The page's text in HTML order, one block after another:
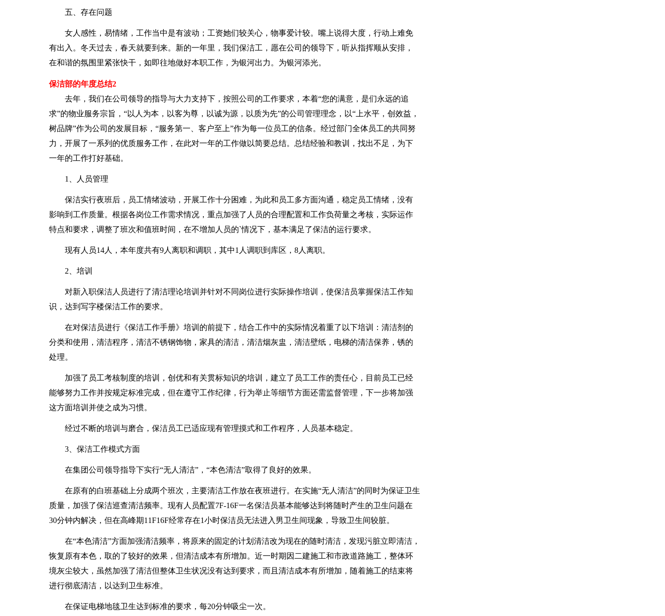
五、存在问题
女人感性，易情绪，工作当中是有波动；工资她们较关心，物事爱计较。嘴上说得大度，行动上难免
有出入。冬天过去，春天就要到来。新的一年里，我们保洁工，愿在公司的领导下，听从指挥顺从安排，
在和谐的氛围里紧张快干，如即往地做好本职工作，为银河出力。为银河添光。
保洁部的年度总结2
去年，我们在公司领导的指导与大力支持下，按照公司的工作要求，本着“您的满意，是们永远的追
求”的物业服务宗旨，“以人为本，以客为尊，以诚为源，以质为先”的公司管理理念，以“上水平，创效益，
树品牌”作为公司的发展目标，“服务第一、客户至上”作为每一位员工的信条。经过部门全体员工的共同努
力，开展了一系列的优质服务工作，在此对一年的工作做以简要总结。总结经验和教训，找出不足，为下
一年的工作打好基础。
1、人员管理
保洁实行夜班后，员工情绪波动，开展工作十分困难，为此和员工多方面沟通，稳定员工情绪，没有
影响到工作质量。根据各岗位工作需求情况，重点加强了人员的合理配置和工作负荷量之考核，实际运作
特点和要求，调整了班次和值班时间，在不增加人员的`情况下，基本满足了保洁的运行要求。
现有人员14人，本年度共有9人离职和调职，其中1人调职到库区，8人离职。
2、培训
对新入职保洁人员进行了清洁理论培训并针对不同岗位进行实际操作培训，使保洁员掌握保洁工作知
识，达到写字楼保洁工作的要求。
在对保洁员进行《保洁工作手册》培训的前提下，结合工作中的实际情况着重了以下培训：清洁剂的
分类和使用，清洁程序，清洁不锈钢饰物，家具的清洁，清洁烟灰盅，清洁壁纸，电梯的清洁保养，锈的
处理。
加强了员工考核制度的培训，创优和有关贯标知识的培训，建立了员工工作的责任心，目前员工已经
能够努力工作并按规定标准完成，但在遵守工作纪律，行为举止等细节方面还需监督管理，下一步将加强
这方面培训并使之成为习惯。
经过不断的培训与磨合，保洁员工已适应现有管理摸式和工作程序，人员基本稳定。
3、保洁工作模式方面
在集团公司领导指导下实行“无人清洁”，“本色清洁”取得了良好的效果。
在原有的白班基础上分成两个班次，主要清洁工作放在夜班进行。在实施“无人清洁”的同时为保证卫生
质量，加强了保洁巡查清洁频率。现有人员配置7F-16F一名保洁员基本能够达到将随时产生的卫生问题在
30分钟内解决，但在高峰期11F16F经常存在1小时保洁员无法进入男卫生间现象，导致卫生间较脏。
在“本色清洁”方面加强清洁频率，将原来的固定的计划清洁改为现在的随时清洁，发现污脏立即清洁，
恢复原有本色，取的了较好的效果，但清洁成本有所增加。近一时期因二建施工和市政道路施工，整体环
境灰尘较大，虽然加强了清洁但整体卫生状况没有达到要求，而且清洁成本有所增加，随着施工的结束将
进行彻底清洁，以达到卫生标准。
在保证电梯地毯卫生达到标准的要求，每20分钟吸尘一次。